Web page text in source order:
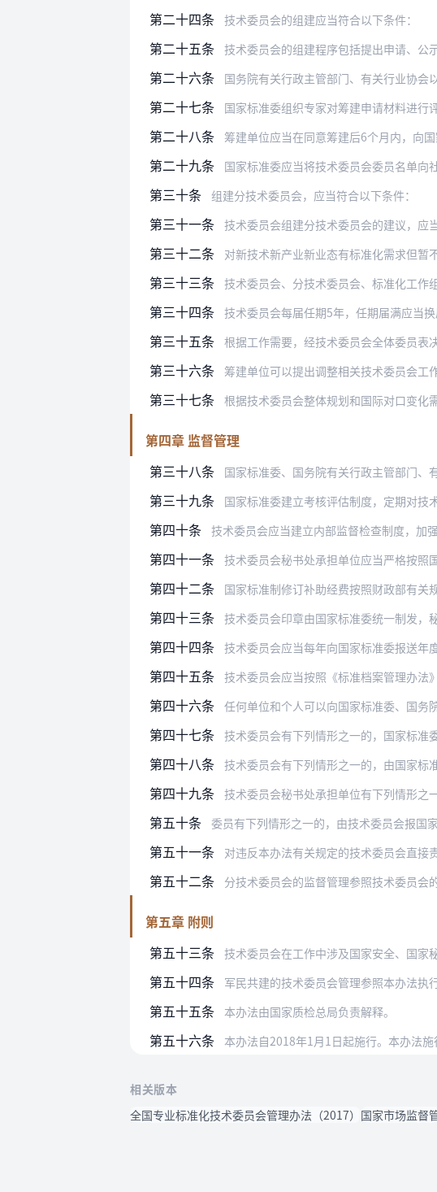
第二十四条 技术委员会的组建应当符合以下条件：
第二十五条 技术委员会的组建程序包括提出申请、公
第二十六条 国务院有关行政主管部门、有关行业协会以及省、自
第二十七条 国家标准委组织专家对筹建申请材料进行评审。经评
第二十八条 筹建单位应当在同意筹建后6个月内，向
第二十九条 国家标准委应当将技术委员会委员名单向
第三十条 组建分技术委员会，应当符合以下条件：
第三十一条 技术委员会组建分技术委员会的建议，应当经全体委
第三十二条 对新技术新产业新业态有标准化需求但暂不具备组建
第三十三条 技术委员会、分技术委员会、标准化工
第三十四条 技术委员会每届任期5年，任期届满应当
第三十五条 根据工作需要，经技术委员会全体委员表决，技术委
第三十六条 筹建单位可以提出调整相关技术委员会工
第三十七条 根据技术委员会整体规划和国际对口变化需要，国家
第四章 监督管理
第三十八条
国家标准委、国务院有关行政主管部门、有关行业协
第三十九条 国家标准委建立考核评估制度，定期对技
第四十条 技术委员会应当建立内部监督检查制度，加
第四十一条 技术委员会秘书处承担单位应当严格按照国家有关财
第四十二条 国家标准制修订补助经费按照财政部有关规定进行列
第四十三条 技术委员会印章由国家标准委统一制发，
第四十四条 技术委员会应当每年向国家标准委报送年度
第四十五条 技术委员会应当按照《标准档案管理办法》
第四十六条 任何单位和个人可以向国家标准委、国务院有关行政
第四十七条 技术委员会有下列情形之一的，国家标准
第四十八条 技术委员会有下列情形之一的，由国家标
第四十九条 技术委员会秘书处承担单位有下列情形之
第五十条 委员有下列情形之一的，由技术委员会报国
第五十一条 对违反本办法有关规定的技术委员会直接
第五十二条 分技术委员会的监督管理参照技术委员会
第五章 附则
第五十三条
技术委员会在工作中涉及国家安全、国家
第五十四条 军民共建的技术委员会管理参照本办法执行
第五十五条 本办法由国家质检总局负责解释。
第五十六条 本办法自2018年1月1日起施行。本办法
相关版本
全国专业标准化技术委员会管理办法（2017） 国家市场监督